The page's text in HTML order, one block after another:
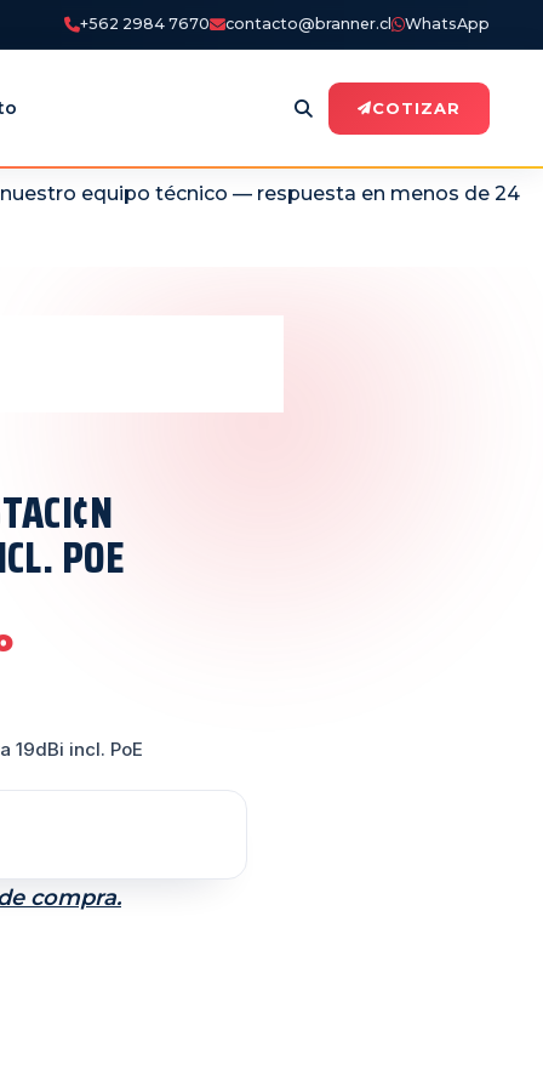
+562 2984 7670 contacto@branner.cl WhatsApp
COTIZAR
equipo técnico — respuesta en menos de 24
POE
19dBi incl. PoE
compra.